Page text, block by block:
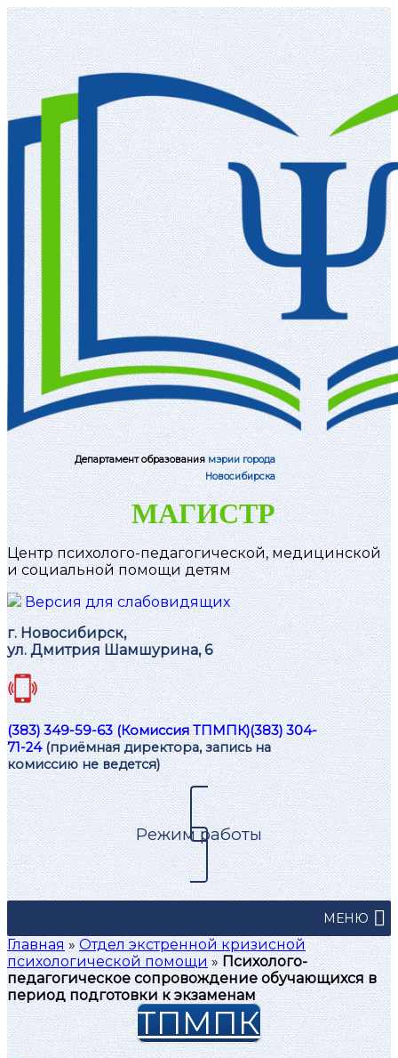
Департамент образованиямэрии города
Новосибирска
МАГИСТР
Центр психолого-педагогической, медицинской
и социальной помощи детям
Версия для слабовидящих
г. Новосибирск,
ул. Дмитрия Шамшурина, 6
(383) 349-59-63 (Комиссия ТПМПК)(383) 304-
71-24(приёмная директора, запись на
комиссию не ведется)
Режим работы
МЕНЮ
Главная » Отдел экстренной кризисной
психологической помощи » Психолого-
педагогическое сопровождение обучающихся в
период подготовки к экзаменам
ТПМПК